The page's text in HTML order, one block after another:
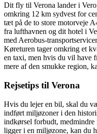
Dit fly til Verona lander i
omkring 12 km sydvest for
tæt på de to store motorveje
fra lufthavnen og dit hotel i
med Aerobus-
Køreturen tager omkring et
en taxi, men hvis du vil have
mere af den smukke region,
Rejsetips til Verona
Hvis du lejer en bil, skal du
indført miljøzoner i den
indkørsel forbudt,
ligger i en miljøzone, kan du